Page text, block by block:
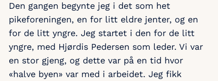
Den gangen begynte jeg i det som het
pikeforeningen, en for litt eldre jenter, og en
for de litt yngre. Jeg startet i den for de litt
yngre, med Hjørdis Pedersen som leder. Vi var
en stor gjeng, og dette var på en tid hvor
«halve byen» var med i arbeidet. Jeg fikk